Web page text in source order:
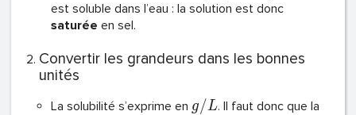
est soluble dans l’eau : la solution est donc
saturée en sel.
Convertir les grandeurs dans les bonnes
unités
La solubilité s’exprime en g/L. Il faut donc que la